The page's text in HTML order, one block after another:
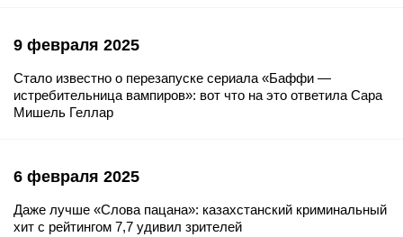
9 февраля 2025
Стало известно о перезапуске сериала «Баффи —
истребительница вампиров»: вот что на это ответила Сара
Мишель Геллар
6 февраля 2025
Даже лучше «Слова пацана»: казахстанский криминальный
хит с рейтингом 7,7 удивил зрителей